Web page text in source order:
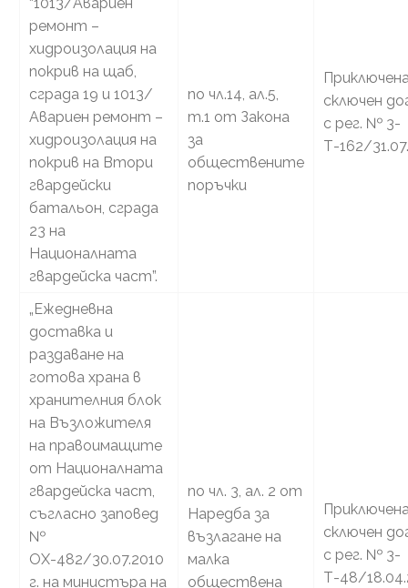
ремонт –
хидроизолация на
покрив на щаб,
сграда 19 и 1013/
Авариен ремонт –
хидроизолация на
покрив на Втори
гвардейски
батальон, сграда
23 на
Националната
гвардейска част”.
по чл.14, ал.5,
т.1 от Закона
за
обществените
поръчки
сключен
с рег. № 3-
Т-162/
„Ежедневна
доставка и
раздаване на
готова храна в
хранителния блок
на Възложителя
на правоимащите
от Националната
гвардейска част,
съгласно заповед
№
ОХ-482/30.07.2010
г. на министъра на
по чл. 3, ал. 2 от
Наредба за
възлагане на
малка
обществена
сключен
с рег. № 3-
Т-48/